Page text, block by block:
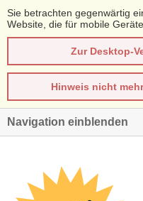
Sie betrachten gegenwärtig
Website, die für mobile
Zur Desktop-
Hinweis nicht
Navigation einblenden